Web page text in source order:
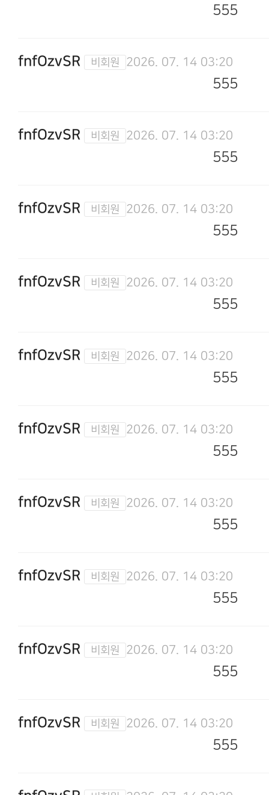
555
fnfOzvSR 2026. 07. 14 03:20
555
fnfOzvSR 2026. 07. 14 03:20
555
fnfOzvSR 2026. 07. 14 03:20
555
fnfOzvSR 2026. 07. 14 03:20
555
fnfOzvSR 2026. 07. 14 03:20
555
fnfOzvSR 2026. 07. 14 03:20
555
fnfOzvSR 2026. 07. 14 03:20
555
fnfOzvSR 2026. 07. 14 03:20
555
fnfOzvSR 2026. 07. 14 03:20
555
fnfOzvSR 2026. 07. 14 03:20
555